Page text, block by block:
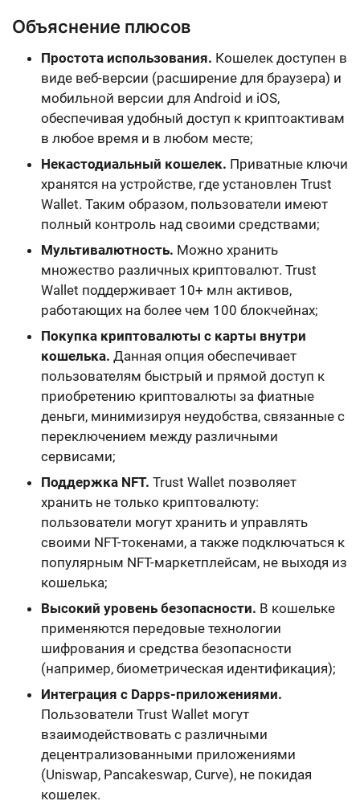
Объяснение плюсов
Простота использования. Кошелек доступен в
виде веб-версии (расширение для браузера) и
мобильной версии для Android и iOS,
обеспечивая удобный доступ к криптоактивам
в любое время и в любом месте;
Некастодиальный кошелек. Приватные ключи
хранятся на устройстве, где установлен Trust
Wallet. Таким образом, пользователи имеют
полный контроль над своими средствами;
Мультивалютность. Можно хранить
множество различных криптовалют. Trust
Wallet поддерживает 10+ млн активов,
работающих на более чем 100 блокчейнах;
Покупка криптовалюты с карты внутри
кошелька. Данная опция обеспечивает
пользователям быстрый и прямой доступ к
приобретению криптовалюты за фиатные
деньги, минимизируя неудобства, связанные с
переключением между различными
сервисами;
Поддержка NFT. Trust Wallet позволяет
хранить не только криптовалюту:
пользователи могут хранить и управлять
своими NFT-токенами, а также подключаться к
популярным NFT-маркетплейсам, не выходя из
кошелька;
Высокий уровень безопасности. В кошельке
применяются передовые технологии
шифрования и средства безопасности
(например, биометрическая идентификация);
Интеграция с Dapps-приложениями.
Пользователи Trust Wallet могут
взаимодействовать с различными
децентрализованными приложениями
(Uniswap, Pancakeswap, Curve), не покидая
кошелек.